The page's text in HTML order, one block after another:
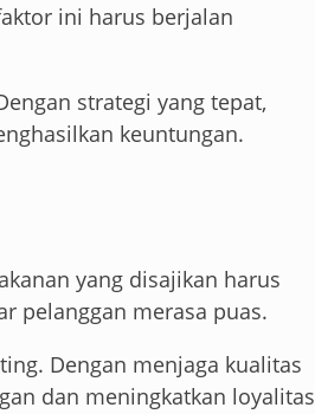
ini harus berjalan
strategi yang tepat,
keuntungan.
yang disajikan harus
pelanggan merasa puas.
Dengan menjaga kualitas
dan meningkatkan loyalitas